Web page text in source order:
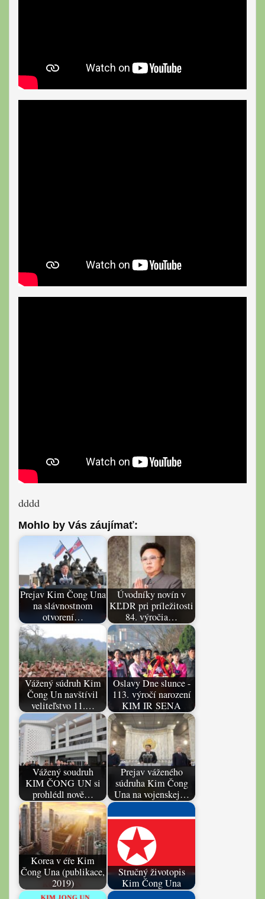
dddd
Mohlo by Vás záujímať:
Prejav Kim Čong Una
na slávnostnom
otvorení…
Úvodníky novín v
KĽDR pri príležitosti
84. výročia…
Vážený súdruh Kim
Čong Un navštívil
veliteľstvo 11.…
Oslavy Dne slunce -
113. výročí narození
KIM IR SENA
Vážený soudruh
KIM ČONG UN si
prohlédl nově…
Prejav váženého
súdruha Kim Čong
Una na vojenskej…
Korea v éře Kim
Čong Una (publikace,
2019)
Stručný životopis
Kim Čong Una